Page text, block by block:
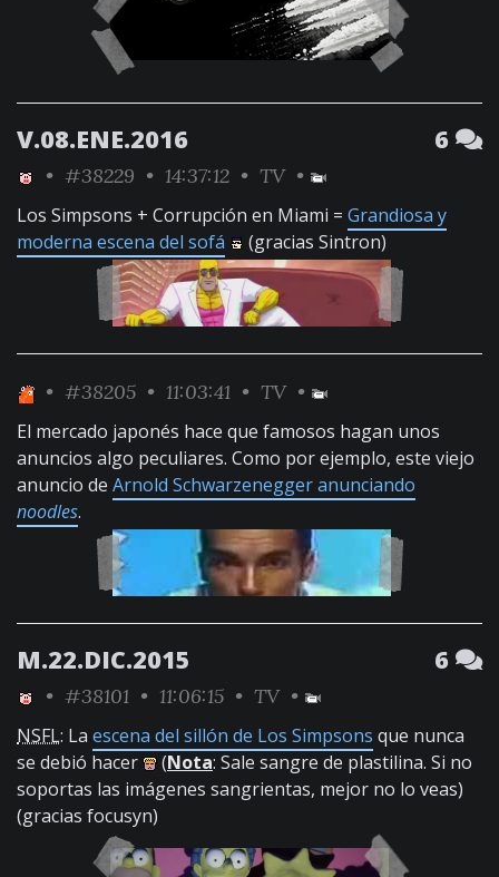
V.08.ENE.2016 6
• #38229 • 14:37:12 • TV•
Los Simpsons + Corrupción en Miami = Grandiosa y
moderna escena del sofá
(gracias Sintron)
• #38205 • 11:03:41 • TV•
El mercado japonés hace que famosos hagan unos
anuncios algo peculiares. Como por ejemplo, este viejo
anuncio de Arnold Schwarzenegger anunciando
noodles.
M.22.DIC.2015 6
• #38101 • 11:06:15 • TV•
NSFL: La escena del sillón de Los Simpsons que nunca
se debió hacer
(Nota: Sale sangre de plastilina. Si no
soportas las imágenes sangrientas, mejor no lo veas)
(gracias focusyn)